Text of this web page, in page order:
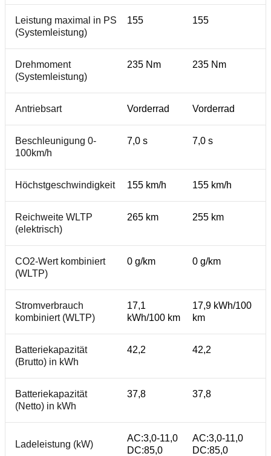
Leistung maximal in PS
(Systemleistung)
155 155
Drehmoment
(Systemleistung)
235 Nm 235 Nm
Antriebsart Vorderrad Vorderrad
Beschleunigung 0-
100km/h
7,0 s 7,0 s
Höchstgeschwindigkeit 155 km/h 155 km/h
Reichweite WLTP
(elektrisch)
265 km 255 km
CO2-Wert kombiniert
(WLTP)
0 g/km 0 g/km
Stromverbrauch
kombiniert (WLTP)
17,1
kWh/100 km
17,9 kWh/100
km
Batteriekapazität
(Brutto) in kWh
42,2 42,2
Batteriekapazität
(Netto) in kWh
37,8 37,8
Ladeleistung (kW)
AC:3,0-11,0
DC:85,0
AC:3,0-11,0
DC:85,0